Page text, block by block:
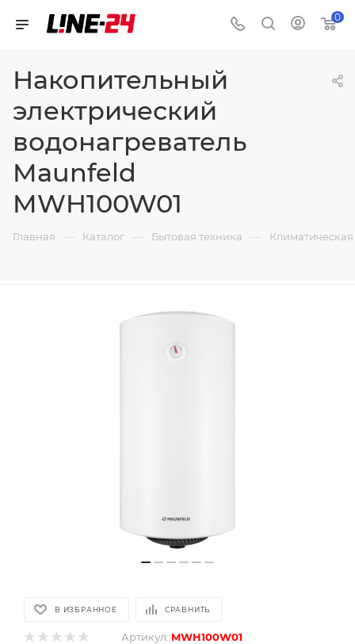
0
Накопительный
электрический
водонагреватель
Maunfeld
MWH100W01
Главная — Каталог — Бытовая техника —
В ИЗБРАННОЕ СРАВНИТЬ
Артикул: MWH100W01